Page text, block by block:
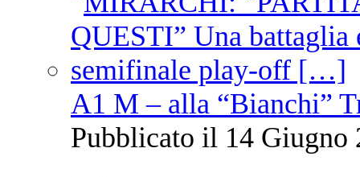
A1 M – alla “Bianchi”
Pubblicato il 14 Giugno